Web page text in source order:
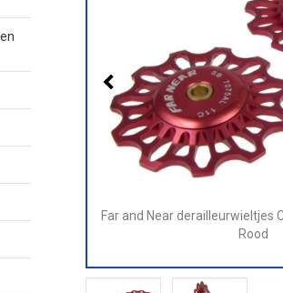
Far and Near derailleurwieltjes
Rood